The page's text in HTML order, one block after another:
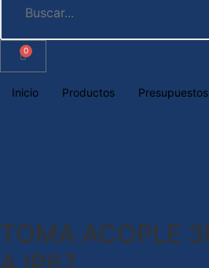
0
Inicio Productos Presupuestos
TOMA ACOPLE